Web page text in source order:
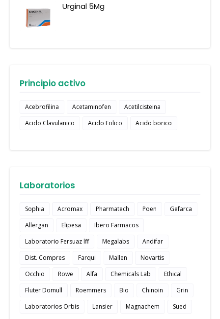
Urginal 5Mg
Principio activo
Acebrofilina Acetaminofen
Acetilcisteina
Acido Clavulanico
Acido Folico Acido borico
Laboratorios
Sophia Acromax Pharmatech Poen
Gefarca
Allergan
Elipesa
Ibero Farmacos
Laboratorio Fersuaz lff
Megalabs
Andifar
Dist. Compres
Farqui Mallen
Novartis
Occhio
Rowe Alfa Chemicals Lab
Ethical
Fluter Domull
Roemmers Bio Chinoin
Grin
Laboratorios Orbis
Lansier Magnachem Sued